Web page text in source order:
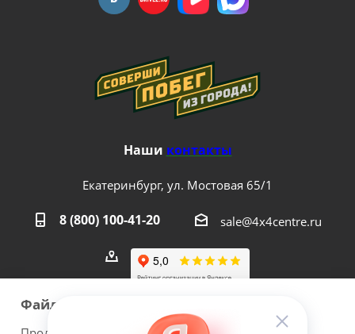
Наши контакты
Екатеринбург, ул. Мостовая 65/1
8 (800) 100-41-20 sale@4x4centre.ru
Файлы cookie